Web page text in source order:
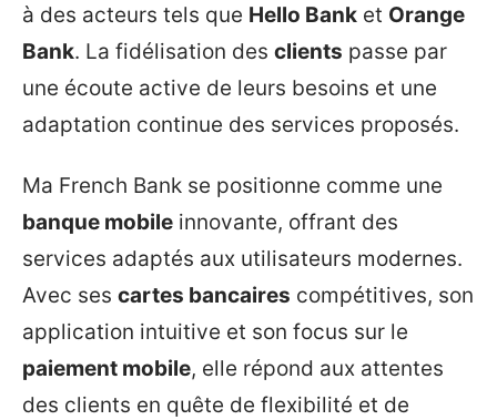
à des acteurs tels que Hello Bank et Orange
Bank. La fidélisation des clients passe par
une écoute active de leurs besoins et une
adaptation continue des services proposés.
Ma French Bank se positionne comme une
banque mobile innovante, offrant des
services adaptés aux utilisateurs modernes.
Avec ses cartes bancaires compétitives, son
application intuitive et son focus sur le
paiement mobile, elle répond aux attentes
des clients en quête de flexibilité et de